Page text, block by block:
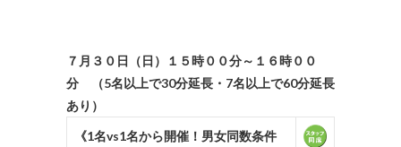
７月３０日（日）１５時００分～１６時００
分 （5名以上で30分延長・7名以上で60分延長
あり）
《1名vs1名から開催！男女同数条件